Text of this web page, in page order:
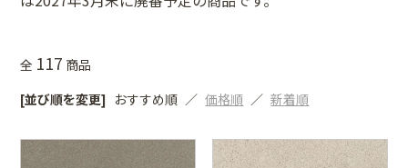
全 117 商品
[並び順を変更] おすすめ順 価格順 新着順